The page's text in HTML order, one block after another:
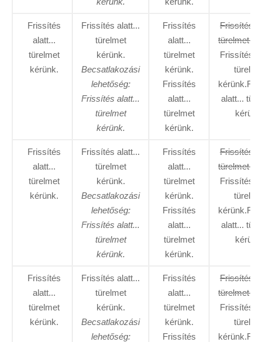
Frissítés
alatt...
türelmet
kérünk.
Frissítés alatt...
türelmet
kérünk.
Becsatlakozási
lehetőség:
Frissítés alatt...
türelmet
kérünk.
Frissítés
alatt...
türelmet
kérünk.
Frissítés
alatt...
türelmet
kérünk.
Frissítés
türelmet
Frissítés
alatt...
Frissítés
alatt...
türelmet
kérünk.
Frissítés alatt...
türelmet
kérünk.
Becsatlakozási
lehetőség:
Frissítés alatt...
türelmet
kérünk.
Frissítés
alatt...
türelmet
kérünk.
Frissítés
alatt...
türelmet
kérünk.
Frissítés
türelmet
Frissítés
alatt...
Frissítés
alatt...
türelmet
kérünk.
Frissítés alatt...
türelmet
kérünk.
Becsatlakozási
lehetőség:
Frissítés
alatt...
türelmet
kérünk.
Frissítés
Frissítés
türelmet
Frissítés